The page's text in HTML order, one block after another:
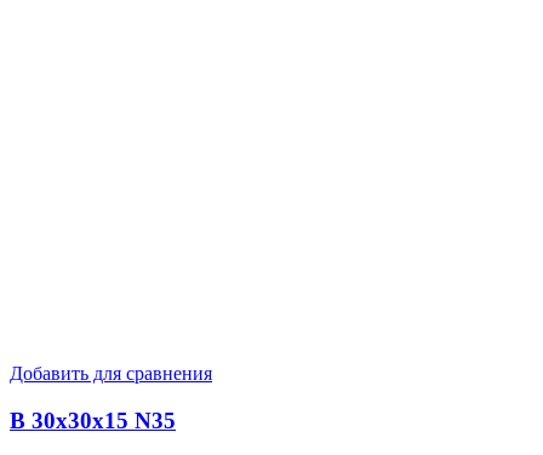
Добавить для сравнения
B 30x30x15 N35